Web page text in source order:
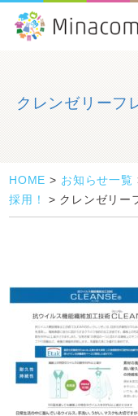
クレンゼリーフ
HOME > お知らせ一覧
採用！
> クレンゼリー